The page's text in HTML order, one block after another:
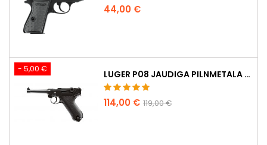
44,00 €
- 5,00 € LUGER P08 JAUDIGA PILNMETALA CO2 AIRSOFT PISTOLE - UMAREX LEGENDS
114,00 € 119,00 €